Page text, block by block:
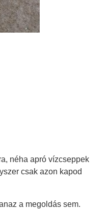
néha apró vízcseppek
csak azon kapod
a megoldás sem.